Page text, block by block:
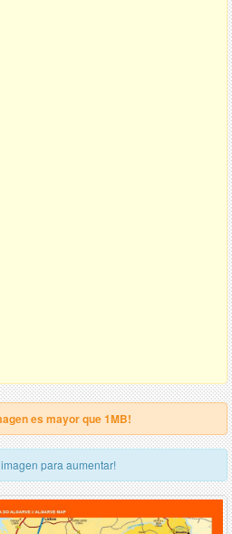
es mayor que 1MB!
para aumentar!